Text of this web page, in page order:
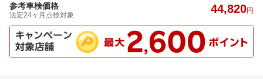
参考車検価格
法定24ヶ月点検対象 44,820円